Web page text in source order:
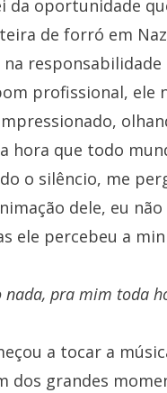
da oportunidade
de forró em
profissional, ele
hora que todo
o silêncio, me
dele, eu
ele percebeu a
nada, pra mim toda
a tocar a
dos grandes